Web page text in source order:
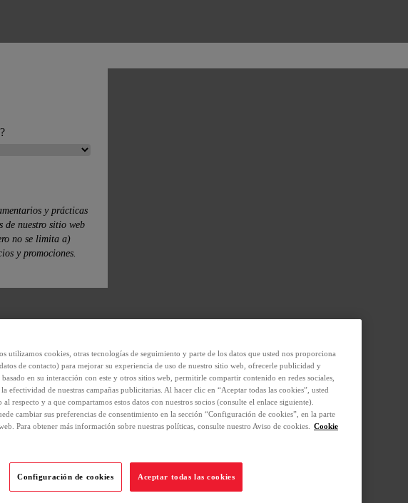
y prácticas
de nuestro sitio web
no se limita a)
y promociones.
utilizamos cookies, otras tecnologías de seguimiento y parte de los datos que usted nos proporciona
de contacto) para mejorar su experiencia de uso de nuestro sitio web, ofrecerle publicidad y
en su interacción con este y otros sitios web, permitirle compartir contenido en redes sociales,
efectividad de nuestras campañas publicitarias. Al hacer clic en “Aceptar todas las cookies”, usted
respecto y a que compartamos estos datos con nuestros socios (consulte el enlace siguiente).
cambiar sus preferencias de consentimiento en la sección “Configuración de cookies”, en la parte
Para obtener más información sobre nuestras políticas, consulte nuestro Aviso de cookies.
Cookie
Configuración de cookies Aceptar todas las cookies